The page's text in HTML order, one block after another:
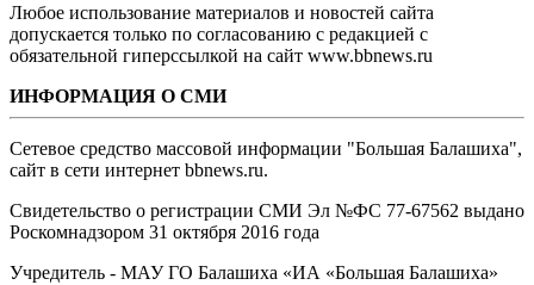
Любое использование материалов и новостей сайта
допускается только по согласованию с редакцией с
обязательной гиперссылкой на сайт www.bbnews.ru
ИНФОРМАЦИЯ О СМИ
Сетевое средство массовой информации "Большая Балашиха",
сайт в сети интернет bbnews.ru.
Свидетельство о регистрации СМИ Эл №ФС ‎77-67562 выдано
Роскомнадзором 31 октября 2016 года
Учредитель - МАУ ГО Балашиха «ИА «Большая Балашиха»